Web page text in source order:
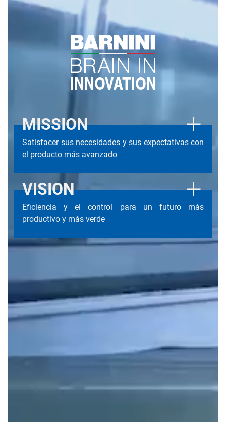
MISSION
Satisfacer sus necesidades y sus expectativas con
el producto más avanzado
VISION
Eficiencia y el control para un futuro más
productivo y más verde